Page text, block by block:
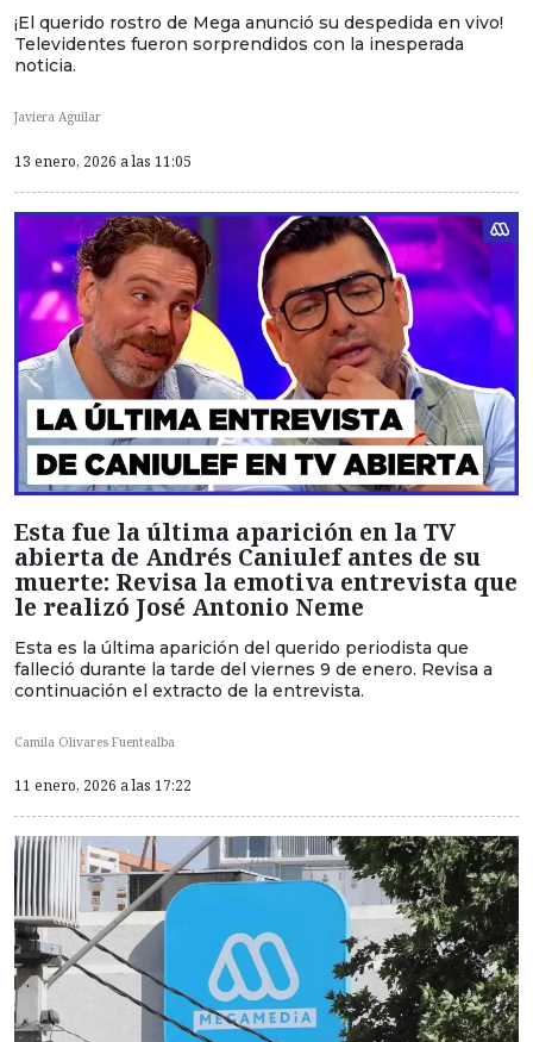
¡El querido rostro de Mega anunció su despedida en vivo!
Televidentes fueron sorprendidos con la inesperada
noticia.
Javiera Aguilar
13 enero, 2026 a las 11:05
Esta fue la última aparición en la TV
abierta de Andrés Caniulef antes de su
muerte: Revisa la emotiva entrevista que
le realizó José Antonio Neme
Esta es la última aparición del querido periodista que
falleció durante la tarde del viernes 9 de enero. Revisa a
continuación el extracto de la entrevista.
Camila Olivares Fuentealba
11 enero, 2026 a las 17:22